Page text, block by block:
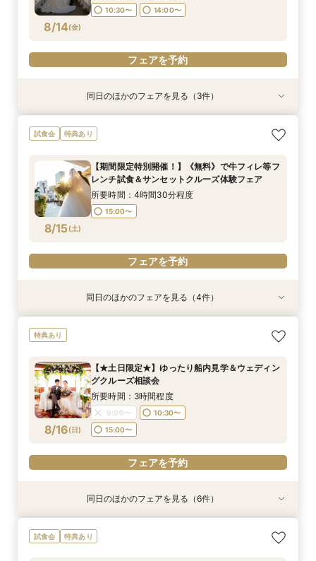
8/14(金)
10:30〜 14:00〜
フェアを予約
8/14(金)
【少人数での結婚式にオススメ！】じっくりご見
学×アットホームパーティー相談フェア
9:00〜
10:30〜
15:00〜
8/14(金)
【＃海が見える】船上フォトウェディングが熱
い！フォト相談会
9:00〜 10:30〜
8/14(金)
【オンライン相談会】お手軽３Dウォークでご見
学♪運命の会場がここに・・★
10:30〜 13:00〜
同日のほかのフェアを見る（3件）
試食会 特典あり
8/15(土)
【期間限定特別開催！】《無料》で牛フィレ等フ
レンチ試食＆サンセットクルーズ体験フェア
所要時間：4時間30分程度
15:00〜
フェアを予約
8/15(土)
【少人数での結婚式にオススメ！】じっくりご見
9:00〜
10:30〜
15:00〜
フェアを予約
8/15(土)
【★土日限定★】ゆったり船内見学＆ウェディン
9:00〜
10:30〜
15:00〜
フェアを予約
特典あり
8/15(土)
【特別開催！】《無料》で牛フィレ等フレンチ試
10:30〜
フェアを予約
8/15(土)
【オンライン相談会】お手軽３Dウォークでご見
10:30〜 13:00〜
フェアを予約
同日のほかのフェアを見る（4件）
特典あり
8/16(日)
【★土日限定★】ゆったり船内見学＆ウェディン
グクルーズ相談会
所要時間：3時間程度
9:00〜
10:30〜
15:00〜
フェアを予約
【少人数での結婚式にオススメ！】じっくりご見
学×アットホームパーティー相談フェア
特典あり
幸せの航海を♪【スイーツ×５０分クルーズ】１件
目来館にお勧め！
特典あり
【特別開催！】《無料》で牛フィレ等フレンチ試
食＆ランチクルーズ体験フェア
【＃海が見える】船上フォトウェディングが熱
い！フォト相談会
特典あり
【期間限定特別開催！】《無料》で牛フィレ等フ
レンチ試食＆サンセットクルーズ体験フェア
【オンライン相談会】お手軽３Dウォークでご見
学♪運命の会場がここに・・★
同日のほかのフェアを見る（6件）
試食会 特典あり